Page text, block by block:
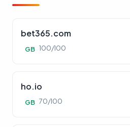
bet365.com
GB 100/100
ho.io
GB 70/100